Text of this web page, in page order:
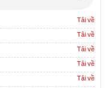
Tải về
Tải về
Tải về
Tải về
Tải về